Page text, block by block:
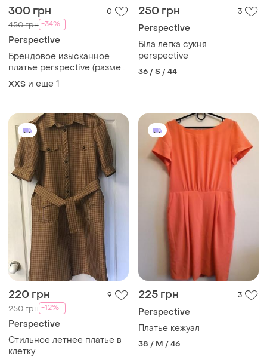
300 грн 0
450 грн -34%
Perspective
Брендовое изысканное
платье perspective (размер
38 / m)
XХS и еще 1
250 грн 3
Perspective
Біла легка сукня
perspective
36 / S / 44
220 грн 9
250 грн -12%
Perspective
Стильное летнее платье в
клетку
225 грн 3
Perspective
Платье кежуал
38 / M / 46